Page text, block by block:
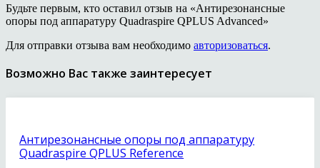
Будьте первым, кто оставил отзыв на «Антирезонансные
опоры под аппаратуру Quadraspire QPLUS Advanced»
Для отправки отзыва вам необходимо авторизоваться.
Возможно Вас также заинтересует
Антирезонансные опоры под аппаратуру
Quadraspire QPLUS Reference